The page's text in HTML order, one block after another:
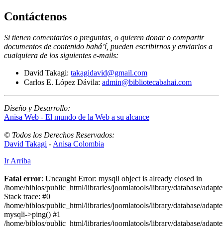
Contáctenos
Si tienen comentarios o preguntas, o quieren donar o compartir
documentos de contenido bahá’í, pueden escribirnos y enviarlos a
cualquiera de los siguientes e-mails:
David Takagi: takagidavid@gmail.com
Carlos E. López Dávila: admin@bibliotecabahai.com
Diseño y Desarrollo:
Anisa Web - El mundo de la Web a su alcance
© Todos los Derechos Reservados:
David Takagi - Anisa Colombia
Ir Arriba
Fatal error: Uncaught Error: mysqli object is already closed in
/home/biblos/public_html/libraries/joomlatools/library/database/
Stack trace: #0
/home/biblos/public_html/libraries/joomlatools/library/database/
mysqli->ping() #1
/home/biblos/public_html/libraries/joomlatools/library/database/